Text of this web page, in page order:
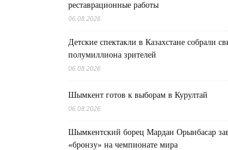
реставрационные работы
06.08.2026
Детские спектакли в Казахстане собрали
полумиллиона зрителей
06.08.2026
Шымкент готов к выборам в Курултай
06.08.2026
Шымкентский борец Мардан Орынбасар
«бронзу» на чемпионате мира